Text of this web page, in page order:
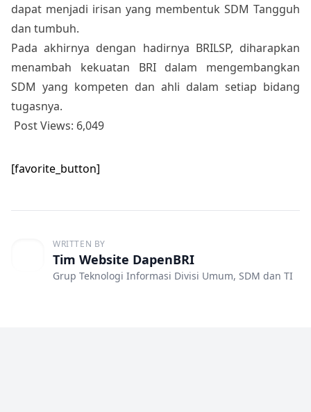
dapat menjadi irisan yang membentuk SDM Tangguh
dan tumbuh.
Pada akhirnya dengan hadirnya BRILSP, diharapkan
menambah kekuatan BRI dalam mengembangkan
SDM yang kompeten dan ahli dalam setiap bidang
tugasnya.
Post Views: 6,049
[favorite_button]
WRITTEN BY
Tim Website DapenBRI
Grup Teknologi Informasi Divisi Umum, SDM dan TI